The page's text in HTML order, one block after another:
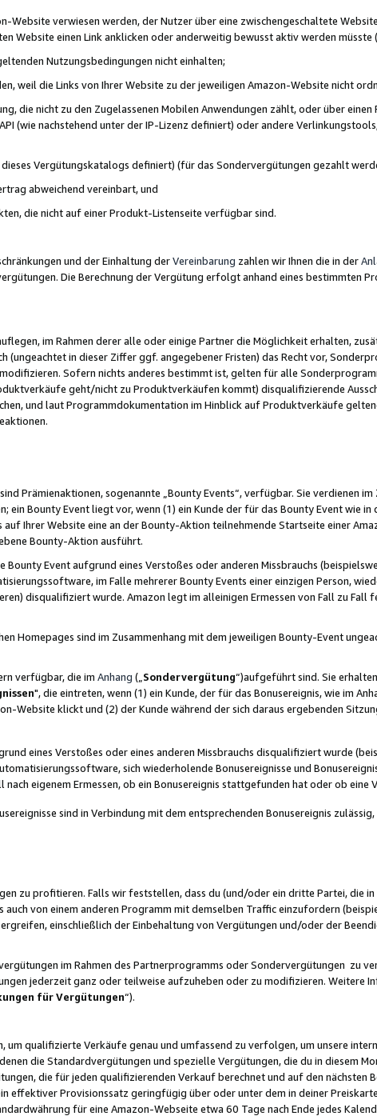
Website verwiesen werden, der Nutzer über eine zwischengeschaltete
Website einen Link anklicken oder anderweitig bewusst aktiv werden müsste
Nutzungsbedingungen nicht einhalten;
weil die Links von Ihrer Website zu der jeweiligen Amazon-Website nicht
die nicht zu den Zugelassenen Mobilen Anwendungen zählt, oder über einen
(wie nachstehend unter der IP-Lizenz definiert) oder andere
Vergütungskatalogs definiert) (für das Sondervergütungen gezahlt
abweichend vereinbart, und
die nicht auf einer Produkt-Listenseite verfügbar sind.
und der Einhaltung derVereinbarung zahlen wir Ihnen die in der
Die Berechnung der Vergütung erfolgt anhand eines bestimmten
im Rahmen derer alle oder einige Partner die Möglichkeit erhalten,
(ungeachtet in dieser Ziffer ggf. angegebener Fristen) das Recht vor,
Sofern nichts anderes bestimmt ist, gelten für alle
geht/nicht zu Produktverkäufen kommt) disqualifizierende
und laut Programmdokumentation im Hinblick auf Produktverkäufe
Prämienaktionen, sogenannte „Bounty Events“, verfügbar. Sie verdienen im
ein Bounty Event liegt vor, wenn (1) ein Kunde der für das Bounty Event wie in
auf Ihrer Website eine an der Bounty-Aktion teilnehmende Startseite einer
Bounty-Aktion ausführt.
Event aufgrund eines Verstoßes oder anderen Missbrauchs
im Falle mehrerer Bounty Events einer einzigen Person,
disqualifiziert wurde. Amazon legt im alleinigen Ermessen von Fall zu Fall
Homepages sind im Zusammenhang mit dem jeweiligen Bounty-Event
verfügbar, die im Anhang („ Sondervergütung“)aufgeführt sind. Sie
", die eintreten, wenn (1) ein Kunde, der für das Bonusereignis, wie im
Website klickt und (2) der Kunde während der sich daraus ergebenden
eines Verstoßes oder eines anderen Missbrauchs disqualifiziert wurde
sich wiederholende Bonusereignisse und
eigenem Ermessen, ob ein Bonusereignis stattgefunden hat oder ob eine
sind in Verbindung mit dem entsprechenden Bonusereignis
zu profitieren. Falls wir feststellen, dass du (und/oder ein dritte Partei, die in
von einem anderen Programm mit demselben Traffic einzufordern
einschließlich der Einbehaltung von Vergütungen und/oder der
im Rahmen des Partnerprogramms oder Sondervergütungen zu
jederzeit ganz oder teilweise aufzuheben oder zu modifizieren. Weitere
für Vergütungen“).
qualifizierte Verkäufe genau und umfassend zu verfolgen, um unsere
die Standardvergütungen und spezielle Vergütungen, die du in diesem
die für jeden qualifizierenden Verkauf berechnet und auf den nächsten
effektiver Provisionssatz geringfügig über oder unter dem in deiner
für eine Amazon-Webseite etwa 60 Tage nach Ende jedes